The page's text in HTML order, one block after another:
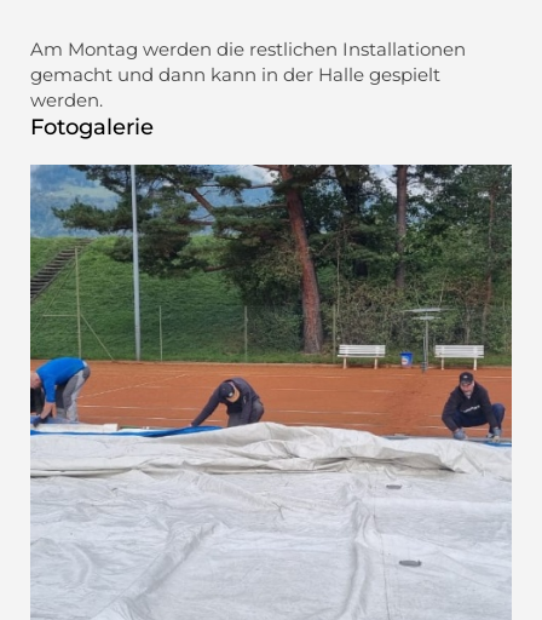
Am Montag werden die restlichen Installationen
gemacht und dann kann in der Halle gespielt
werden.
Fotogalerie